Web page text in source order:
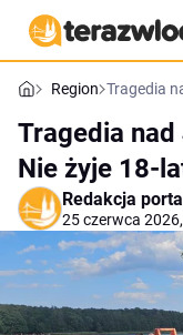
Region Tragedia
Tragedia
Nie żyje 18-
Redakcja
25 czerwca